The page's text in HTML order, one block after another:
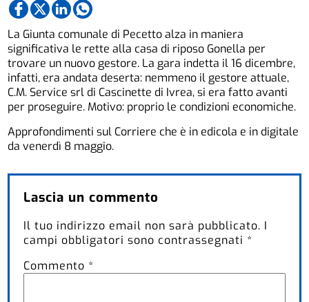
La Giunta comunale di Pecetto alza in maniera
significativa le rette alla casa di riposo Gonella per
trovare un nuovo gestore. La gara indetta il 16 dicembre,
infatti, era andata deserta: nemmeno il gestore attuale,
C.M. Service srl di Cascinette di Ivrea, si era fatto avanti
per proseguire. Motivo: proprio le condizioni economiche.
Approfondimenti sul Corriere che è in edicola e in digitale
da venerdì 8 maggio.
Lascia un commento
Il tuo indirizzo email non sarà pubblicato. I
campi obbligatori sono contrassegnati *
Commento *